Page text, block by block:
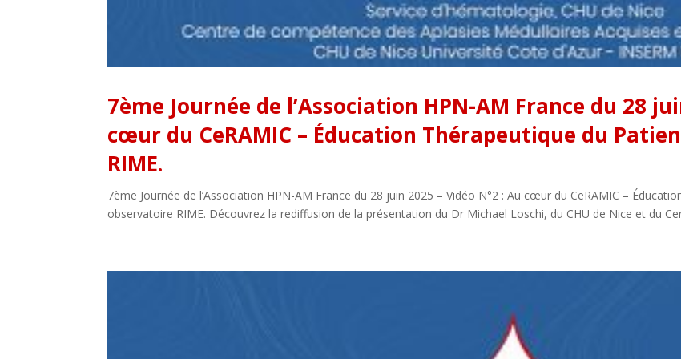
7ème Journée de l’Association HPN-AM France du 28
cœur du CeRAMIC – Éducation Thérapeutique du
RIME.
7ème Journée de l’Association HPN-AM France du 28 juin 2025 – Vidéo N°2 : Au cœur du CeRAMIC –
observatoire RIME. Découvrez la rediffusion de la présentation du Dr Michael Loschi, du CHU de Nice et du